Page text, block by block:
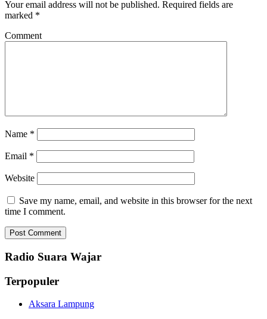
Your email address will not be published. Required fields are
marked *
Comment
Name *
Email *
Website
Save my name, email, and website in this browser for the next
time I comment.
Radio Suara Wajar
Terpopuler
Aksara Lampung